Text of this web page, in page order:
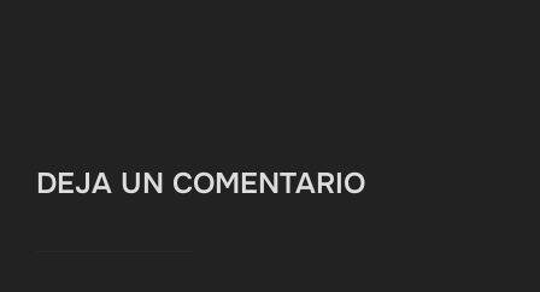
DEJA UN COMENTARIO